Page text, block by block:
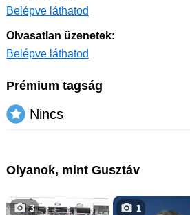
Belépve láthatod
Olvasatlan üzenetek:
Belépve láthatod
Prémium tagság
Nincs
Olyanok, mint Gusztáv
3 1